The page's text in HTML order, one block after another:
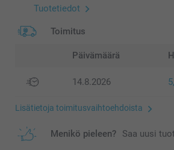
Tuotetiedot
Toimitus
Päivämäärä
14.8.2026
Lisätietoja toimitusvaihtoehdoista
Menikö pieleen? Saa uusi